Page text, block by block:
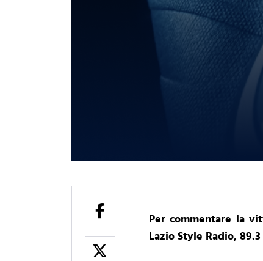
Per commentare la
Lazio Style Radio,